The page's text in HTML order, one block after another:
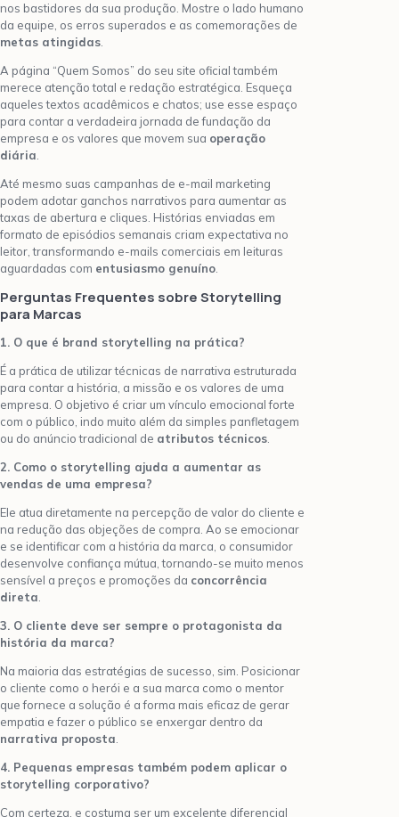
nos bastidores da sua produção. Mostre o lado humano
da equipe, os erros superados e as comemorações de
metas atingidas
A página “Quem Somos” do seu site oficial também
merece atenção total e redação estratégica. Esqueça
aqueles textos acadêmicos e chatos; use esse espaço
para contar a verdadeira jornada de fundação da
empresa e os valores que movem sua operação
diária
Até mesmo suas campanhas de e-mail marketing
podem adotar ganchos narrativos para aumentar as
taxas de abertura e cliques. Histórias enviadas em
formato de episódios semanais criam expectativa no
leitor, transformando e-mails comerciais em leituras
aguardadas com entusiasmo genuíno
Perguntas Frequentes sobre Storytelling
para Marcas
1. O que é brand storytelling na prática?
É a prática de utilizar técnicas de narrativa estruturada
para contar a história, a missão e os valores de uma
empresa. O objetivo é criar um vínculo emocional forte
com o público, indo muito além da simples panfletagem
ou do anúncio tradicional de atributos técnicos
2. Como o storytelling ajuda a aumentar as
vendas de uma empresa?
Ele atua diretamente na percepção de valor do cliente e
na redução das objeções de compra. Ao se emocionar
e se identificar com a história da marca, o consumidor
desenvolve confiança mútua, tornando-se muito menos
sensível a preços e promoções da concorrência
direta
3. O cliente deve ser sempre o protagonista da
história da marca?
Na maioria das estratégias de sucesso, sim. Posicionar
o cliente como o herói e a sua marca como o mentor
que fornece a solução é a forma mais eficaz de gerar
empatia e fazer o público se enxergar dentro da
narrativa proposta
4. Pequenas empresas também podem aplicar o
storytelling corporativo?
Com certeza, e costuma ser um excelente diferencial